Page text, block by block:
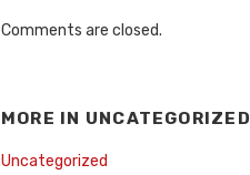
Comments are closed.
MORE IN UNCATEGORIZED
Uncategorized